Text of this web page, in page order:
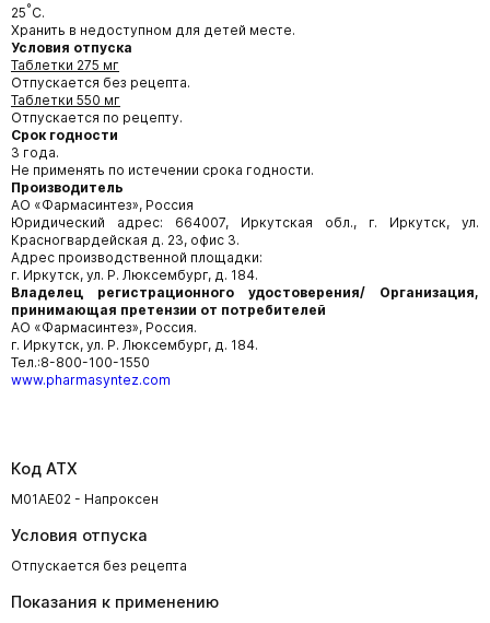
25°С.
Хранить в недоступном для детей месте.
Условия отпуска
Таблетки 275 мг
Отпускается без рецепта.
Таблетки 550 мг
Отпускается по рецепту.
Срок годности
3 года.
Не применять по истечении срока годности.
Производитель
АО «Фармасинтез», Россия
Юридический адрес: 664007, Иркутская обл., г. Иркутск, ул.
Красногвардейская д. 23, офис 3.
Адрес производственной площадки:
г. Иркутск, ул. Р. Люксембург, д. 184.
Владелец регистрационного удостоверения/ Организация,
принимающая претензии от потребителей
АО «Фармасинтез», Россия.
г. Иркутск, ул. Р. Люксембург, д. 184.
Тел.:8-800-100-1550
www.pharmasyntez.com
Код АТХ
M01AE02 - Напроксен
Условия отпуска
Отпускается без рецепта
Показания к применению